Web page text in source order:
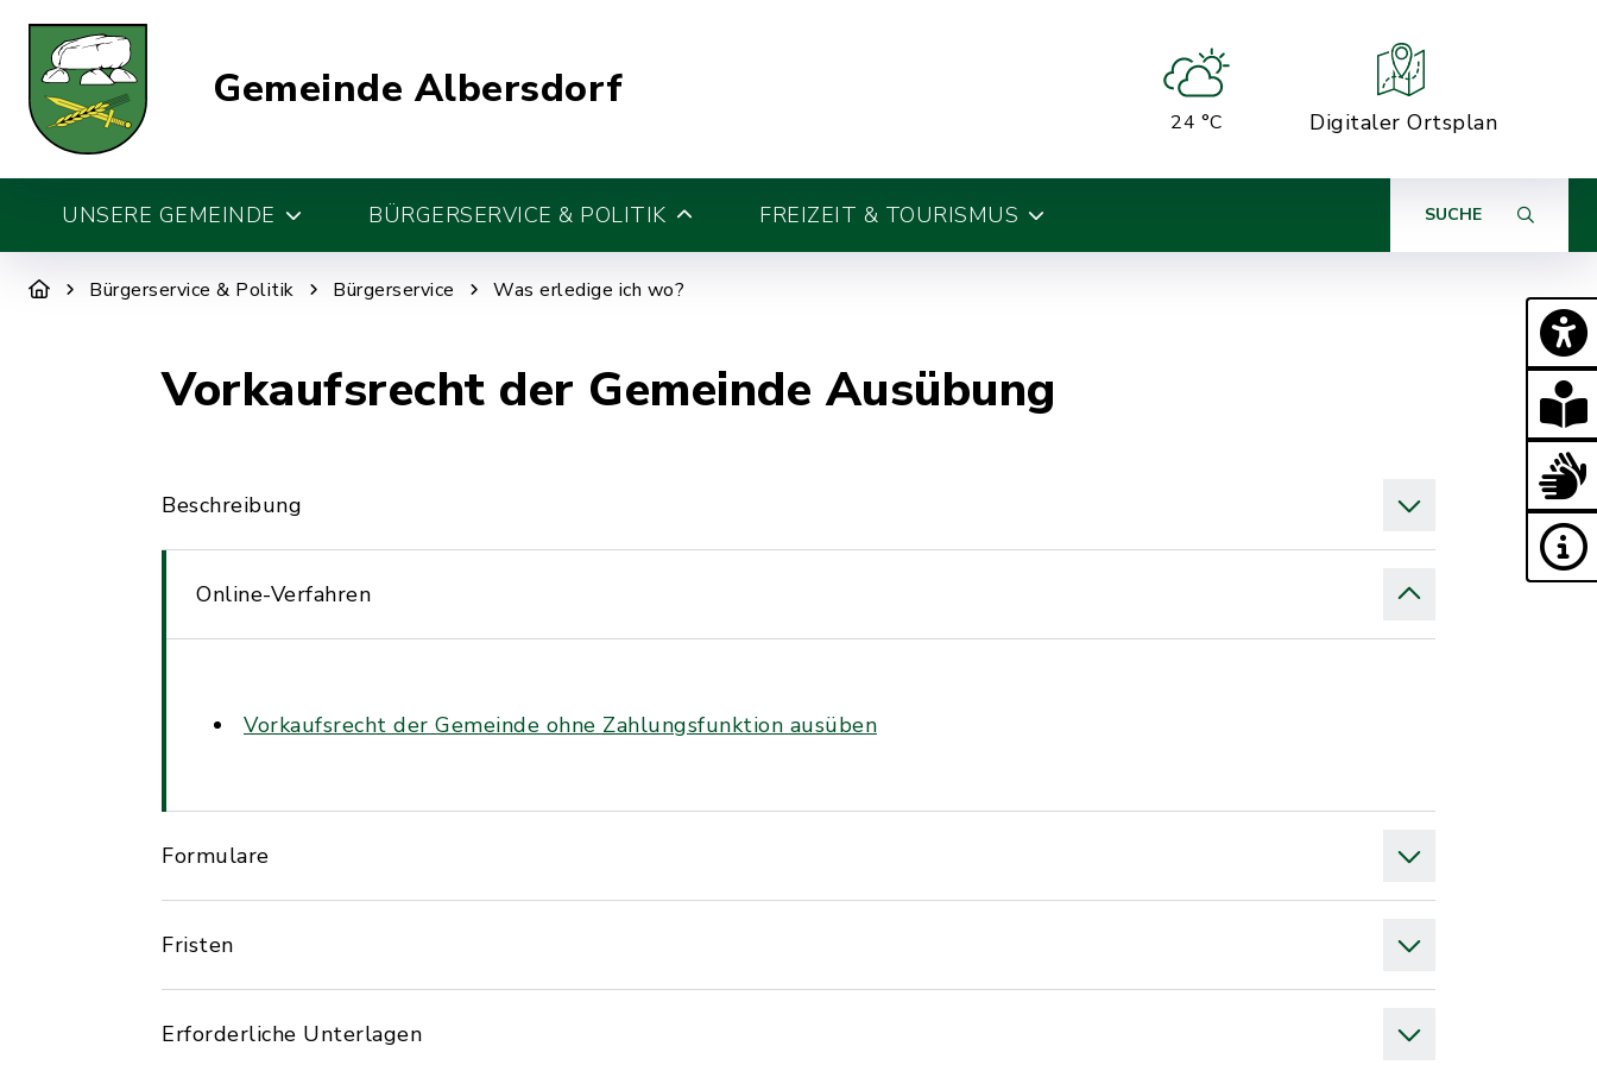
Gemeinde Albersdorf
24 °C Digitaler Ortsplan
UNSERE GEMEINDE BÜRGERSERVICE & POLITIK FREIZEIT & TOURISMUS SUCHE
Bürgerservice & Politik Bürgerservice Was erledige ich wo?
Vorkaufsrecht der Gemeinde Ausübung
Beschreibung
Online-Verfahren
Vorkaufsrecht der Gemeinde ohne Zahlungsfunktion ausüben
Formulare
Fristen
Erforderliche Unterlagen